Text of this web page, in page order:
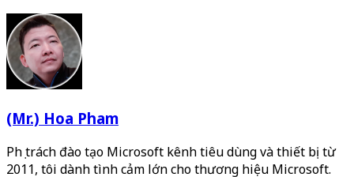
(Mr.) Hoa Pham
Phụ trách đào tạo Microsoft kênh tiêu dùng và thiết bị từ
2011, tôi dành tình cảm lớn cho thương hiệu Microsoft.